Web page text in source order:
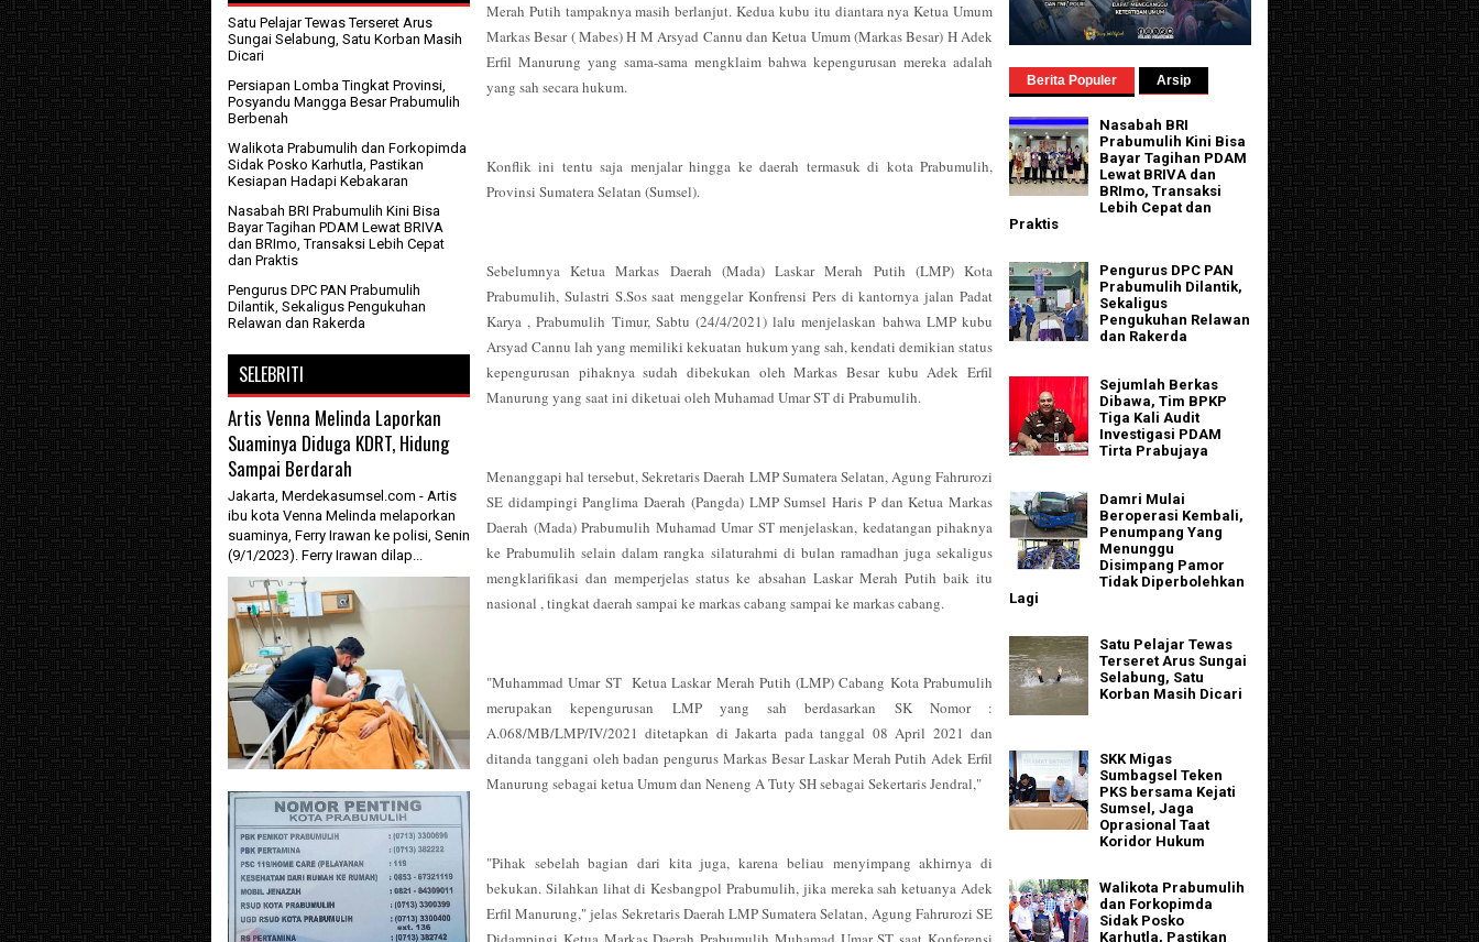
Merah Putih tampaknya masih berlanjut. Kedua kubu itu diantara nya Ketua Umum
Markas Besar ( Mabes) H M Arsyad Cannu dan Ketua Umum (Markas Besar) H Adek
Erfil Manurung yang sama-sama mengklaim bahwa kepengurusan mereka adalah
yang sah secara hukum.
Konflik ini tentu saja menjalar hingga ke daerah termasuk di kota Prabumulih,
Provinsi Sumatera Selatan (Sumsel).
Sebelumnya Ketua Markas Daerah (Mada) Laskar Merah Putih (LMP) Kota
Prabumulih, Sulastri S.Sos saat menggelar Konfrensi Pers di kantornya jalan Padat
Karya , Prabumulih Timur, Sabtu (24/4/2021) lalu menjelaskan bahwa LMP kubu
Arsyad Cannu lah yang memiliki kekuatan hukum yang sah, kendati demikian status
kepengurusan pihaknya sudah dibekukan oleh Markas Besar kubu Adek Erfil
Manurung yang saat ini diketuai oleh Muhamad Umar ST di Prabumulih.
Menanggapi hal tersebut, Sekretaris Daerah LMP Sumatera Selatan, Agung Fahrurozi
SE didampingi Panglima Daerah (Pangda) LMP Sumsel Haris P dan Ketua Markas
Daerah (Mada) Prabumulih Muhamad Umar ST menjelaskan, kedatangan pihaknya
ke Prabumulih selain dalam rangka silaturahmi di bulan ramadhan juga sekaligus
mengklarifikasi dan memperjelas status ke absahan Laskar Merah Putih baik itu
nasional , tingkat daerah sampai ke markas cabang sampai ke markas cabang.
"Muhammad Umar ST Ketua Laskar Merah Putih (LMP) Cabang Kota Prabumulih
merupakan kepengurusan LMP yang sah berdasarkan SK Nomor :
A.068/MB/LMP/IV/2021 ditetapkan di Jakarta pada tanggal 08 April 2021 dan
ditanda tanggani oleh badan pengurus Markas Besar Laskar Merah Putih Adek Erfil
Manurung sebagai ketua Umum dan Neneng A Tuty SH sebagai Sekertaris Jendral,"
"Pihak sebelah bagian dari kita juga, karena beliau menyimpang akhirnya di
bekukan. Silahkan lihat di Kesbangpol Prabumulih, jika mereka sah ketuanya Adek
Erfil Manurung," jelas Sekretaris Daerah LMP Sumatera Selatan, Agung Fahrurozi SE
Satu Pelajar Tewas Terseret Arus
Sungai Selabung, Satu Korban Masih
Dicari
Persiapan Lomba Tingkat Provinsi,
Posyandu Mangga Besar Prabumulih
Berbenah
Walikota Prabumulih dan Forkopimda
Sidak Posko Karhutla, Pastikan
Kesiapan Hadapi Kebakaran
Nasabah BRI Prabumulih Kini Bisa
Bayar Tagihan PDAM Lewat BRIVA
dan BRImo, Transaksi Lebih Cepat
dan Praktis
Pengurus DPC PAN Prabumulih
Dilantik, Sekaligus Pengukuhan
Relawan dan Rakerda
SELEBRITI
Artis Venna Melinda Laporkan
Suaminya Diduga KDRT, Hidung
Sampai Berdarah
Jakarta, Merdekasumsel.com - Artis
ibu kota Venna Melinda melaporkan
suaminya, Ferry Irawan ke polisi, Senin
(9/1/2023). Ferry Irawan dilap...
Berita Populer Arsip
Nasabah BRI
Prabumulih Kini Bisa
Bayar Tagihan PDAM
Lewat BRIVA dan
BRImo, Transaksi
Lebih Cepat dan
Praktis
Pengurus DPC PAN
Prabumulih Dilantik,
Sekaligus
Pengukuhan Relawan
dan Rakerda
Sejumlah Berkas
Dibawa, Tim BPKP
Tiga Kali Audit
Investigasi PDAM
Tirta Prabujaya
Damri Mulai
Beroperasi Kembali,
Penumpang Yang
Menunggu
Disimpang Pamor
Tidak Diperbolehkan
Lagi
Satu Pelajar Tewas
Terseret Arus Sungai
Selabung, Satu
Korban Masih Dicari
SKK Migas
Sumbagsel Teken
PKS bersama Kejati
Sumsel, Jaga
Oprasional Taat
Koridor Hukum
Walikota Prabumulih
dan Forkopimda
Sidak Posko
Karhutla, Pastikan